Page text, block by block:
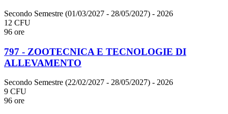
Secondo Semestre (01/03/2027 - 28/05/2027) - 2026
12 CFU
96 ore
797 - ZOOTECNICA E TECNOLOGIE DI
ALLEVAMENTO
Secondo Semestre (22/02/2027 - 28/05/2027) - 2026
9 CFU
96 ore